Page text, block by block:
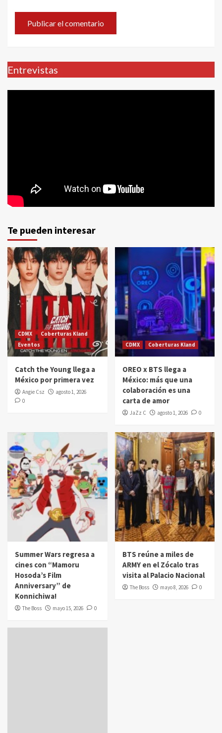
Entrevistas
Te pueden interesar
CDMX
Coberturas Kland
Eventos
Catch the Young llega a
México por primera vez
Angie Csz
agosto 1, 2026
0
CDMX Coberturas Kland
OREO x BTS llega a
México: más que una
colaboración es una
carta de amor
JaZz C agosto 1, 2026 0
Summer Wars regresa a
cines con “Mamoru
Hosoda’s Film
Anniversary” de
Konnichiwa!
The Boss mayo 15, 2026 0
BTS reúne a miles de
ARMY en el Zócalo tras
visita al Palacio Nacional
The Boss mayo 8, 2026 0